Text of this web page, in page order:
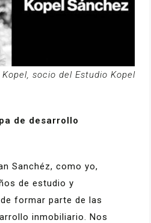
socio del Estudio Kopel
de desarrollo
Sanchéz, como yo,
de estudio y
formar parte de las
inmobiliario. Nos